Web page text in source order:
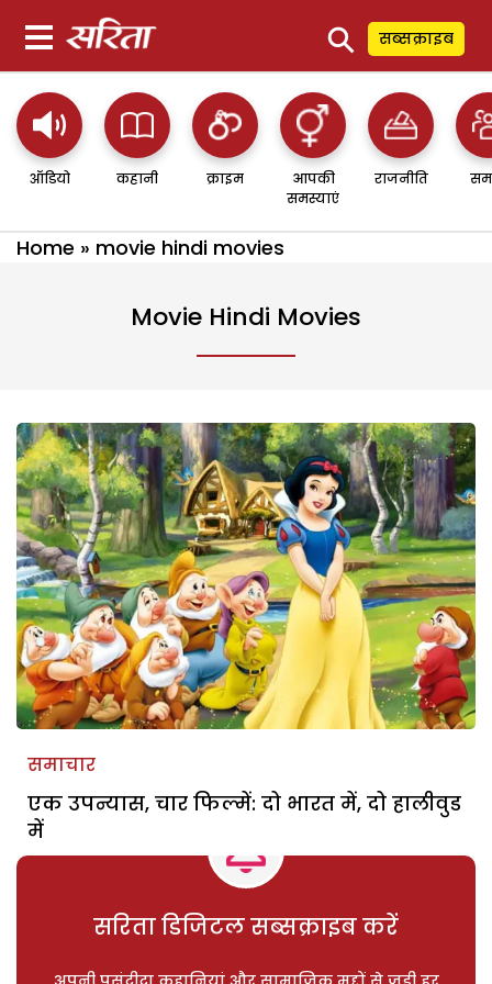
⚲ सब्सक्राइब
ऑडियो कहानी क्राइम
आपकी
समस्याएं
राजनीति
Home » movie hindi movies
Movie Hindi Movies
समाचार
एक उपन्यास, चार फिल्में: दो भारत में, दो हालीवुड
में
सरिता डिजिटल सब्सक्राइब करें